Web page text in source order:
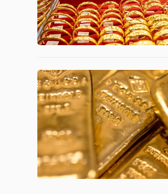
CHÍNH
NHÂN
PHÂN
TÍCH
VIETSTOCKFINANCE